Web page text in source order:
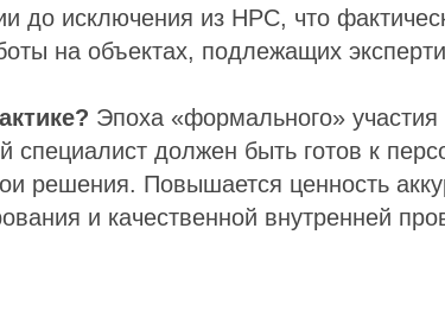
до исключения из НРС, что
на объектах, подлежащих
Эпоха «формального» участия
специалист должен быть готов к
решения. Повышается ценность
и качественной внутренней